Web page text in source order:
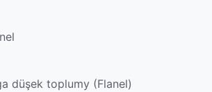
düşek toplumy (Flanel)